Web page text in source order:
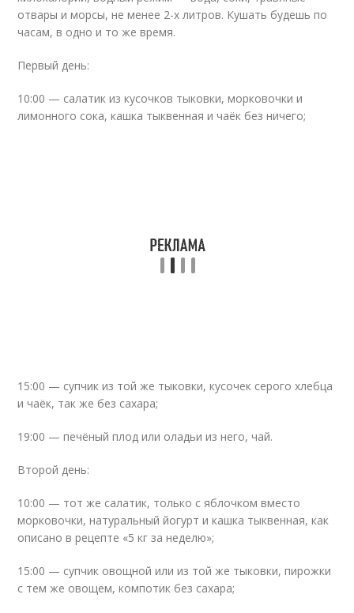
отвары и морсы, не менее 2-х литров. Кушать будешь по
часам, в одно и то же время.
Первый день:
10:00 — салатик из кусочков тыковки, морковочки и
лимонного сока, кашка тыквенная и чаёк без ничего;
15:00 — супчик из той же тыковки, кусочек серого хлебца
и чаёк, так же без сахара;
19:00 — печёный плод или оладьи из него, чай.
Второй день:
10:00 — тот же салатик, только с яблочком вместо
морковочки, натуральный йогурт и кашка тыквенная, как
описано в рецепте «5 кг за неделю»;
15:00 — супчик овощной или из той же тыковки, пирожки
с тем же овощем, компотик без сахара;